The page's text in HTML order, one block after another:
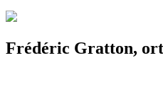
Frédéric Gratton,